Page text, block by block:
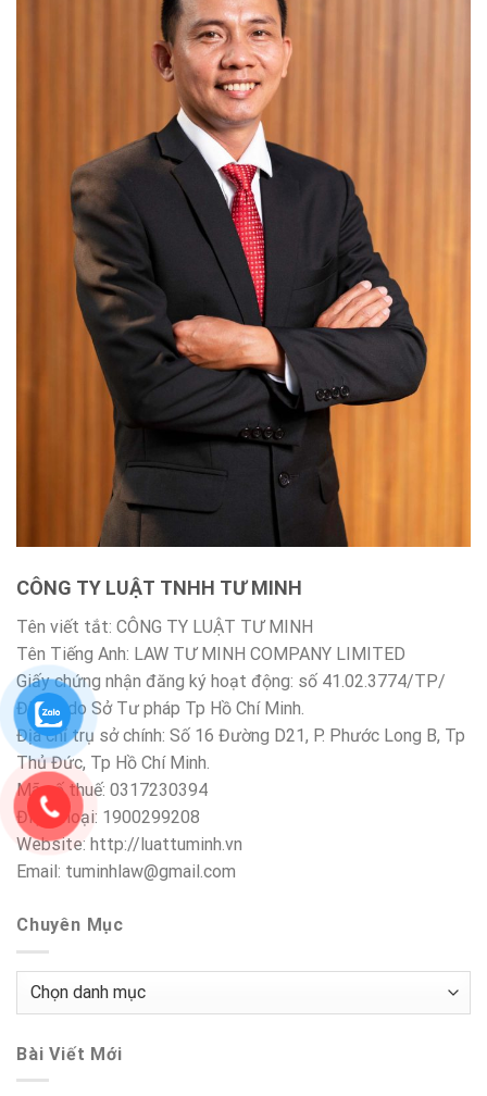
CÔNG TY LUẬT TNHH TƯ MINH
Tên viết tắt: CÔNG TY LUẬT TƯ MINH
Tên Tiếng Anh: LAW TƯ MINH COMPANY LIMITED
Giấy chứng nhận đăng ký hoạt động: số 41.02.3774/TP/
ĐKHĐ do Sở Tư pháp Tp Hồ Chí Minh.
Địa chỉ trụ sở chính: Số 16 Đường D21, P. Phước Long B, Tp
Thủ Đức, Tp Hồ Chí Minh.
Mã số thuế: 0317230394
Điện thoại: 1900299208
Website: http://luattuminh.vn
Email: tuminhlaw@gmail.com
Chuyên Mục
Chuyên
Bài Viết Mới